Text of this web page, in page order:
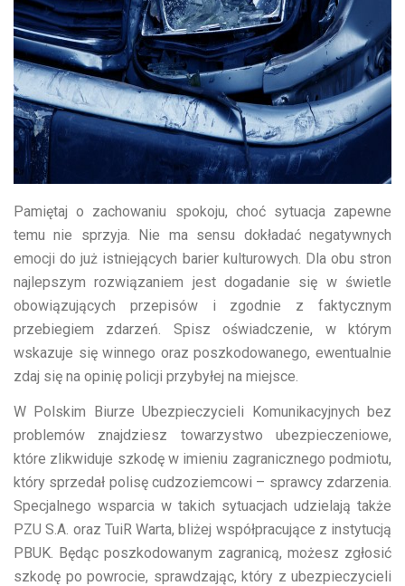
Pamiętaj o zachowaniu spokoju, choć sytuacja zapewne
temu nie sprzyja. Nie ma sensu dokładać negatywnych
emocji do już istniejących barier kulturowych. Dla obu stron
najlepszym rozwiązaniem jest dogadanie się w świetle
obowiązujących przepisów i zgodnie z faktycznym
przebiegiem zdarzeń. Spisz oświadczenie, w którym
wskazuje się winnego oraz poszkodowanego, ewentualnie
zdaj się na opinię policji przybyłej na miejsce.
W Polskim Biurze Ubezpieczycieli Komunikacyjnych bez
problemów znajdziesz towarzystwo ubezpieczeniowe,
które zlikwiduje szkodę w imieniu zagranicznego podmiotu,
który sprzedał polisę cudzoziemcowi – sprawcy zdarzenia.
Specjalnego wsparcia w takich sytuacjach udzielają także
PZU S.A. oraz TuiR Warta, bliżej współpracujące z instytucją
PBUK. Będąc poszkodowanym zagranicą, możesz zgłosić
szkodę po powrocie, sprawdzając, który z ubezpieczycieli